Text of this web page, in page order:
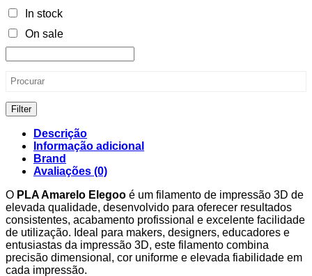
In stock
On sale
Filter
Descrição
Informação adicional
Brand
Avaliações (0)
O PLA Amarelo Elegoo é um filamento de impressão 3D de
elevada qualidade, desenvolvido para oferecer resultados
consistentes, acabamento profissional e excelente facilidade
de utilização. Ideal para makers, designers, educadores e
entusiastas da impressão 3D, este filamento combina
precisão dimensional, cor uniforme e elevada fiabilidade em
cada impressão.